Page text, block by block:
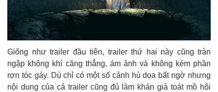
Giống như trailer đầu tiên, trailer thứ hai này cũng tràn
ngập không khí căng thẳng, ám ảnh và không kém phần
rợn tóc gáy. Dù chỉ có một số cảnh hù dọa bất ngờ nhưng
nội dung của cả trailer cũng đủ làm khán giả toát mồ hôi